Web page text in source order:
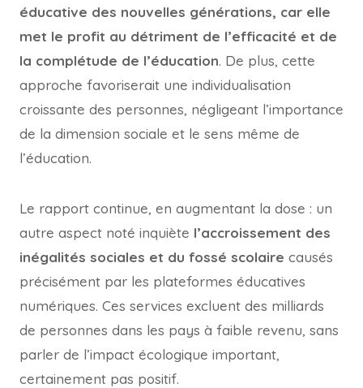
éducative des nouvelles générations, car elle
met le profit au détriment de l’efficacité et de
la complétude de l’éducation. De plus, cette
approche favoriserait une individualisation
croissante des personnes, négligeant l’importance
de la dimension sociale et le sens même de
l’éducation.
Le rapport continue, en augmentant la dose : un
autre aspect noté inquiète l’accroissement des
inégalités sociales et du fossé scolaire causés
précisément par les plateformes éducatives
numériques. Ces services excluent des milliards
de personnes dans les pays à faible revenu, sans
parler de l’impact écologique important,
certainement pas positif.